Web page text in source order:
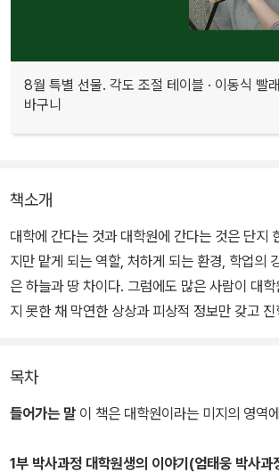
8월 특별 선물. 각도 조절 테이블 · 이동식 빨래
바구니
책소개
대학에 간다는 것과 대학원에 간다는 것은 단지
지만 맡게 되는 역할, 처하게 되는 환경, 학업의
은 하늘과 땅 차이다. 그럼에도 많은 사람이 대
지 못한 채 막연한 상상과 피상적 정보만 갖고
이 책은 실제 시행착오를 겪었던 저자들이 대학
에 대한 궁극의 안내서이다. 다양한 연구 경험을
았더라면 좋았을 것들’을 각자의 시각에서 풀어
목차
들어가는 말 이 책은 대학원이라는 미지의 영역
1부 박사과정 대학원생의 이야기(엄태웅 박사과